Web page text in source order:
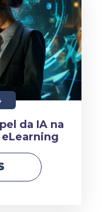
da IA na